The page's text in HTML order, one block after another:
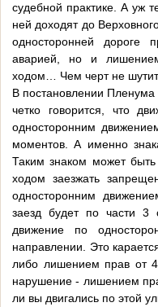
судебной практике. А уж
ней доходят до
односторонней дороге
аварией, но и
ходом… Чем черт не
В постановлении
четко говорится, что
односторонним
моментов. А именно
Таким знаком может
ходом заезжать
односторонним
заезд будет по части
движение по
направлении. Это
либо лишением прав от
нарушение - лишением
ли вы двигались по этой